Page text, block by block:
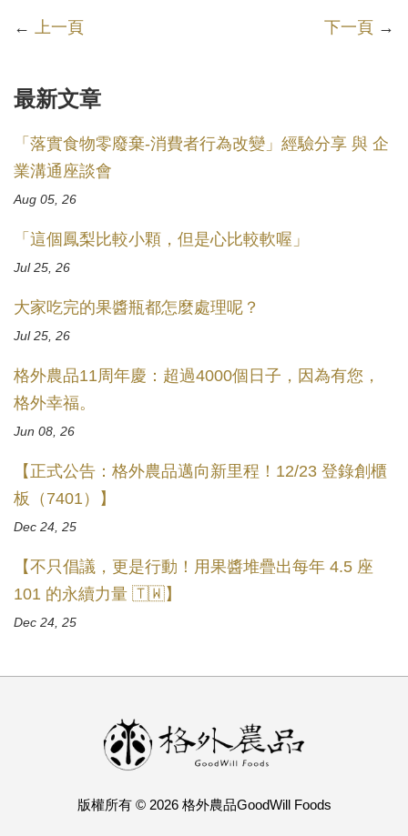
← 上一頁 下一頁 →
最新文章
「落實食物零廢棄-消費者行為改變」經驗分享 與 企
業溝通座談會
Aug 05, 26
「這個鳳梨比較小顆，但是心比較軟喔」
Jul 25, 26
大家吃完的果醬瓶都怎麼處理呢？
Jul 25, 26
格外農品11周年慶：超過4000個日子，因為有您，
格外幸福。
Jun 08, 26
【正式公告：格外農品邁向新里程！12/23 登錄創櫃
板（7401）】
Dec 24, 25
【不只倡議，更是行動！用果醬堆疊出每年 4.5 座
101 的永續力量 🇹🇼】
Dec 24, 25
版權所有 © 2026 格外農品GoodWill Foods